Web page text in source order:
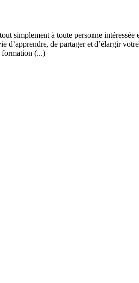
simplement à toute personne
de partager et d’élargir
formation (...)